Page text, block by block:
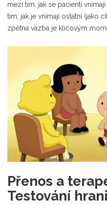
mezi tím, jak se pacienti
tím, jak je vnímají ostatní (jako
zpětná vazba je klíčovým
Přenos a
Testování